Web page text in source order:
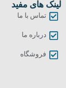
لینک های مفید
تماس با ما
درباره ما
فروشگاه